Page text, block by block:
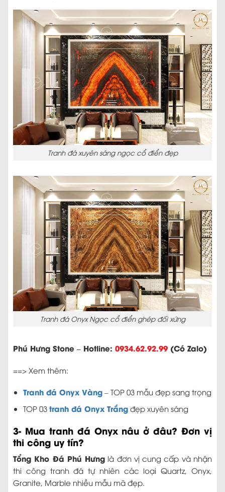
Tranh đá xuyên sáng ngọc cổ điển đẹp
Tranh đá Onyx Ngọc cổ điển ghép đối xứng
Phú Hưng Stone – Hotline: 0934.62.92.99 (Có Zalo)
==> Xem thêm:
Tranh đá Onyx Vàng– TOP 03 mẫu đẹp sang trọng
TOP 03 tranh đá Onyx Trắngđẹp xuyên sáng
3- Mua tranh đá Onyx nâu ở đâu? Đơn vị
thi công uy tín?
Tổng Kho Đá Phú Hưng là đơn vị cung cấp và nhận
thi công tranh đá tự nhiên các loại Quartz, Onyx,
Granite, Marble nhiều mẫu mã đẹp.